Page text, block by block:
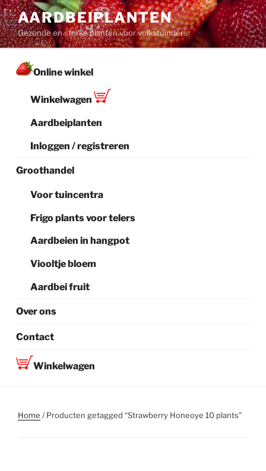
Ga
naar
de
inhoud
AARDBEIPLANTEN
Gezonde en sterke planten voor volkstuinders
Online winkel
Winkelwagen
Aardbeiplanten
Inloggen / registreren
Groothandel
Voor tuincentra
Frigo plants voor telers
Aardbeien in hangpot
Viooltje bloem
Aardbei fruit
Over ons
Contact
Winkelwagen
Home / Producten getagged “Strawberry Honeoye 10 plants”